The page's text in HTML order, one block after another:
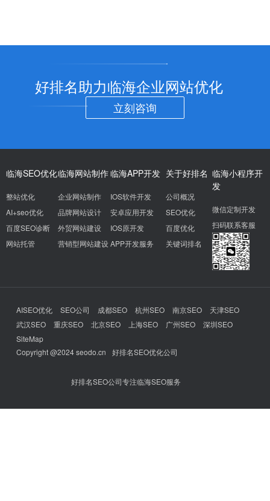
好排名助力临海企业网站优化
立刻咨询
临海SEO优化
整站优化
AI+seo优化
百度SEO诊断
网站托管
临海网站制作
企业网站制作
品牌网站设计
外贸网站建设
营销型网站建设
临海APP开发
IOS软件开发
安卓应用开发
IOS原开发
APP开发服务
关于好排名
公司概况
SEO优化
百度优化
关键词排名
临海小程序开
发
微信定制开发
扫码联系客服
AISEO优化 SEO公司 成都SEO 杭州SEO 南京SEO
天津SEO
武汉SEO
重庆SEO 北京SEO 上海SEO 广州SEO
深圳SEO
SiteMap
Copyright @2024 seodo.cn
好排名SEO优化公司
好排名SEO公司专注临海SEO服务